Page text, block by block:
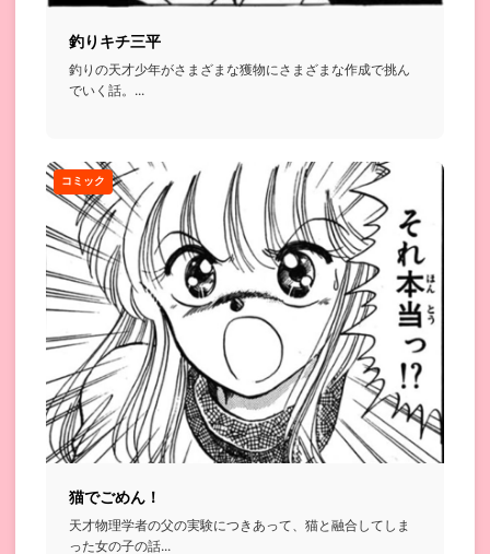
釣りキチ三平
釣りの天才少年がさまざまな獲物にさまざまな作成で挑ん
でいく話。...
コミック
猫でごめん！
天才物理学者の父の実験につきあって、猫と融合してしま
った女の子の話...